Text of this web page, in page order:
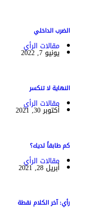
الضرب الداخلي
مقالات الرأي
يونيو 7, 2022
النهاية لا تنكسر
مقالات الرأي
أكتوبر 30, 2021
كم طابقاً لديك؟
مقالات الرأي
أبريل 28, 2021
رأي: آخر الكلام نقطة